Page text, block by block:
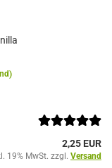
2,25 EUR
19% MwSt. zzgl. Versand